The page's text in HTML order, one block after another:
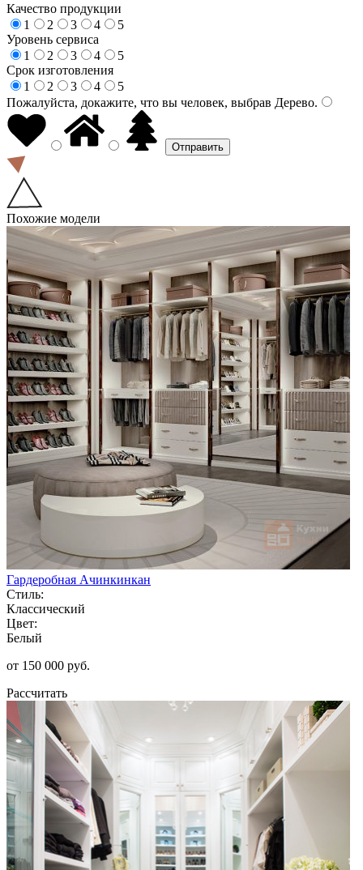
Качество продукции
1
2 3 4
5
Уровень сервиса
1
2 3 4
5
Срок изготовления
1
2 3 4
5
Пожалуйста, докажите, что вы человек, выбрав Дерево.
Похожие модели
Гардеробная Ачинкинкан
Стиль:
Классический
Цвет:
Белый
от 150 000 руб.
Рассчитать